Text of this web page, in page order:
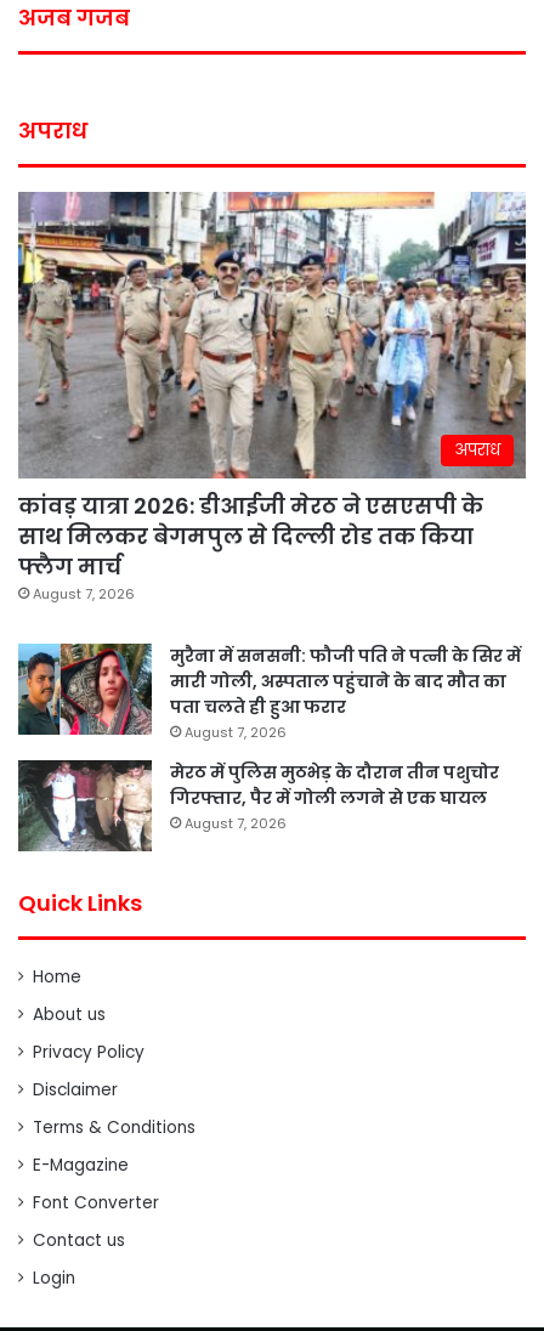
अजब गजब
अपराध
अपराध
कांवड़ यात्रा 2026: डीआईजी मेरठ ने एसएसपी के
साथ मिलकर बेगमपुल से दिल्ली रोड तक किया
फ्लैग मार्च
August 7, 2026
मुरैना में सनसनी: फौजी पति ने पत्नी के सिर में
मारी गोली, अस्पताल पहुंचाने के बाद मौत का
पता चलते ही हुआ फरार
August 7, 2026
मेरठ में पुलिस मुठभेड़ के दौरान तीन पशुचोर
गिरफ्तार, पैर में गोली लगने से एक घायल
August 7, 2026
Quick Links
Home
About us
Privacy Policy
Disclaimer
Terms & Conditions
E-Magazine
Font Converter
Contact us
Login